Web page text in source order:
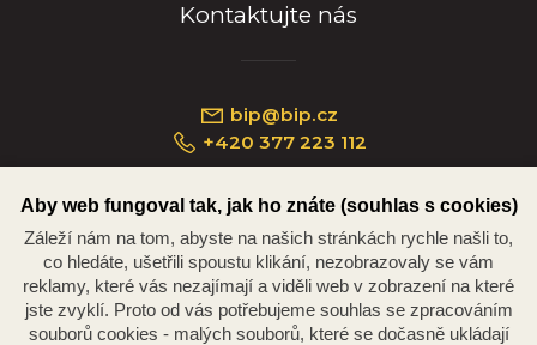
Kontaktujte nás
bip@bip.cz
+420 377 223 112
Náměstí Republiky 234/35, 301 00 Plzeň
Aby web fungoval tak, jak ho znáte (souhlas s cookies)
Záleží nám na tom, abyste na našich stránkách rychle našli to,
co hledáte, ušetřili spoustu klikání, nezobrazovaly se vám
reklamy, které vás nezajímají a viděli web v zobrazení na které
jste zvyklí. Proto od vás potřebujeme souhlas se zpracováním
souborů cookies - malých souborů, které se dočasně ukládají